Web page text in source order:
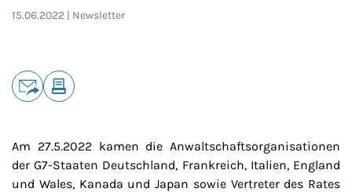
15.06.2022 Newsletter
Teilen
Am 27.5.2022 kamen die Anwaltschaftsorganisationen
der G7-Staaten Deutschland, Frankreich, Italien, England
und Wales, Kanada und Japan sowie Vertreter des Rates